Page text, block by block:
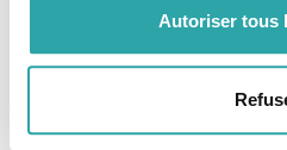
Autoriser tous